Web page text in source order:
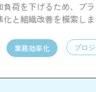
負荷を下げるため、プ
と組織改善を模索しま
業務効率化 プロ